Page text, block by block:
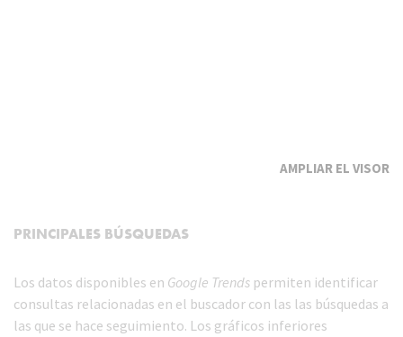
EL VISOR
PRINCIPALES BÚSQUEDAS
Los datos disponibles en Google Trends permiten identificar
consultas relacionadas en el buscador con las las búsquedas a
las que se hace seguimiento. Los gráficos inferiores